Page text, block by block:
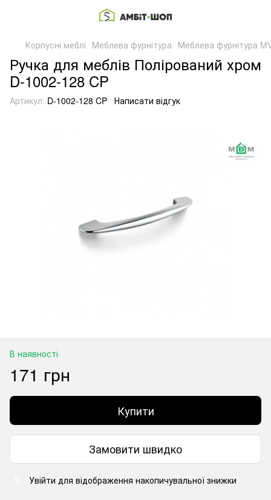
Корпусні меблі Меблева фурнітура Меблева фурнітура
Ручка для меблів Полірований хром
D-1002-128 CP
Артикул: D-1002-128 CP Написати відгук
В наявності
171 грн
Купити
Замовити швидко
Увійти для відображення накопичувальної знижки